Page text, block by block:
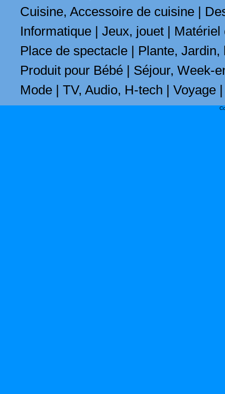
Cuisine, Accessoire de cuisine |
Informatique | Jeux, jouet |
Place de spectacle | Plante,
Produit pour Bébé | Séjour, Week-
Mode | TV, Audio, H-tech | Voyage |